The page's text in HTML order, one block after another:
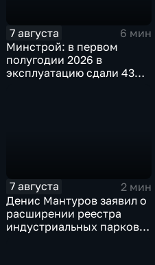
7 августа
6 мин
Минстрой: в первом
полугодии 2026 в
эксплуатацию сдали 43
7 августа
2 мин
Денис Мантуров заявил о
расширении реестра
индустриальных парков в